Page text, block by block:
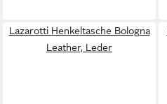
Lazarotti Henkeltasche Bologna
Leather, Leder